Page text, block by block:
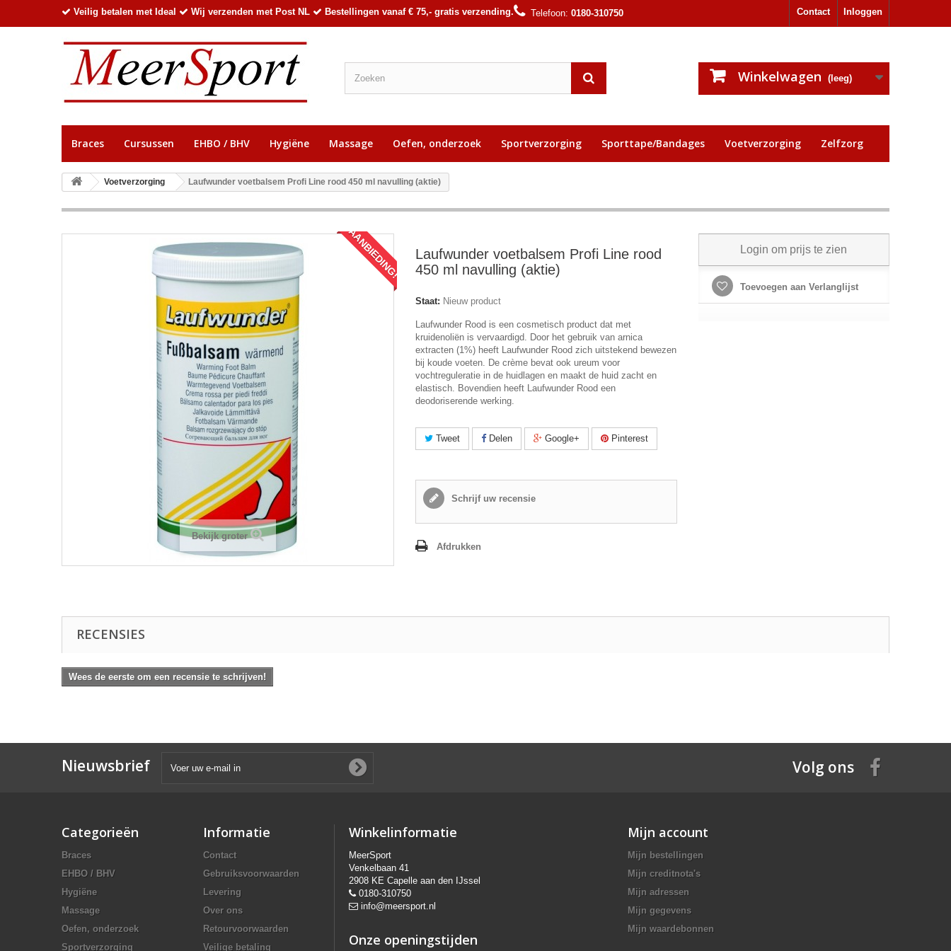
Veilig betalen met Ideal Wij verzenden met Post NL Bestellingen vanaf € 75,- gratis verzending. Inloggen
Contact
Telefoon: 0180-310750
Winkelwagen (leeg)
Braces Cursussen EHBO / BHV Hygiëne Massage Oefen, onderzoek Sportverzorging Sporttape/Bandages Voetverzorging Zelfzorg
Voetverzorging Laufwunder voetbalsem Profi Line rood 450 ml navulling (aktie)
AANBIEDING!
Bekijk groter
Laufwunder voetbalsem Profi Line rood
450 ml navulling (aktie)
Staat: Nieuw product
Laufwunder Rood is een cosmetisch product dat met
kruidenoliën is vervaardigd. Door het gebruik van arnica
extracten (1%) heeft Laufwunder Rood zich uitstekend bewezen
bij koude voeten. De crème bevat ook ureum voor
vochtreguleratie in de huidlagen en maakt de huid zacht en
elastisch. Bovendien heeft Laufwunder Rood een
deodoriserende werking.
Tweet Delen Google+ Pinterest
Schrijf uw recensie
Afdrukken
Login om prijs te zien
Toevoegen aan Verlanglijst
RECENSIES
Wees de eerste om een recensie te schrijven!
Nieuwsbrief Volg ons
Categorieën
Braces
EHBO / BHV
Hygiëne
Massage
Oefen, onderzoek
Sportverzorging
Informatie
Contact
Gebruiksvoorwaarden
Levering
Over ons
Retourvoorwaarden
Veilige betaling
Winkelinformatie
MeerSport
Venkelbaan 41
2908 KE Capelle aan den IJssel
0180-310750
info@meersport.nl
Onze openingstijden
Mijn account
Mijn bestellingen
Mijn creditnota's
Mijn adressen
Mijn gegevens
Mijn waardebonnen